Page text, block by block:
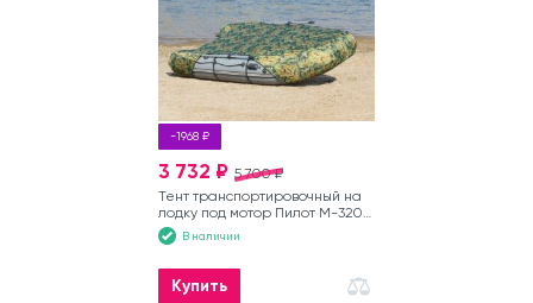
-1968 ₽
5 700 ₽
3 732 ₽
Тент транспортировочный на
лодку под мотор Пилот М-320
зеленыйВ наличии
Купить